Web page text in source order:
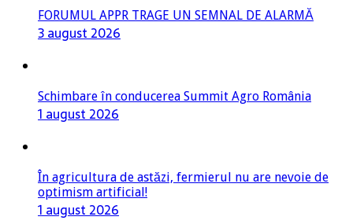
FORUMUL APPR TRAGE UN SEMNAL DE ALARMĂ
3 august 2026
Schimbare în conducerea Summit Agro România
1 august 2026
În agricultura de astăzi, fermierul nu are nevoie de
optimism artificial!
1 august 2026